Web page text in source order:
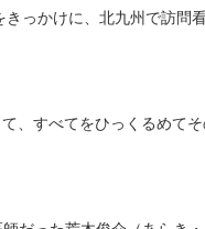
っかけに、北九州で訪問
、すべてをひっくるめて